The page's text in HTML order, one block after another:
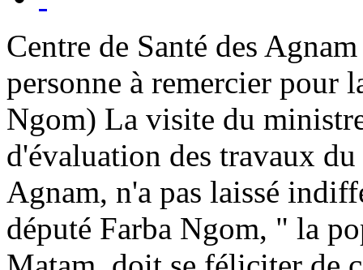
Centre de Santé des
personne à remercier pour
Ngom) La visite du
d'évaluation des travaux
Agnam, n'a pas laissé
député Farba Ngom, " la